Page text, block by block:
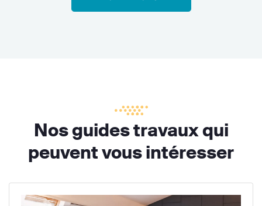
Nos guides travaux qui
peuvent vous intéresser